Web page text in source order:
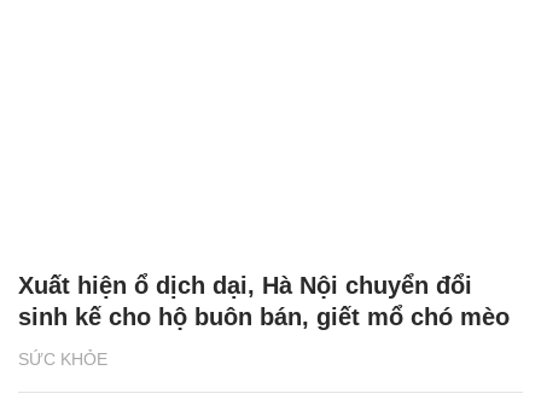
SỨC KHỎE
Xuất hiện ổ dịch dại, Hà Nội chuyển đổi
sinh kế cho hộ buôn bán, giết mổ chó mèo